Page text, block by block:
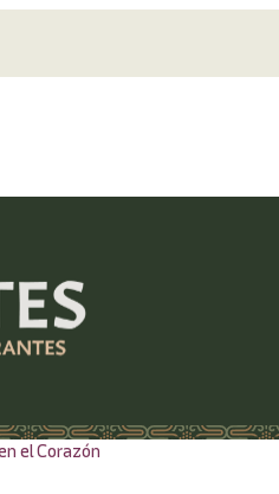
el Corazón